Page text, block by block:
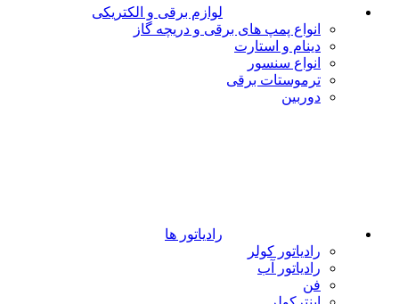
لوازم برقی و الکتریکی
انواع پمپ های برقی و دریچه گاز
دینام و استارت
انواع سنسور
ترموستات برقی
دوربین
رادیاتور ها
رادیاتور کولر
رادیاتور آب
فن